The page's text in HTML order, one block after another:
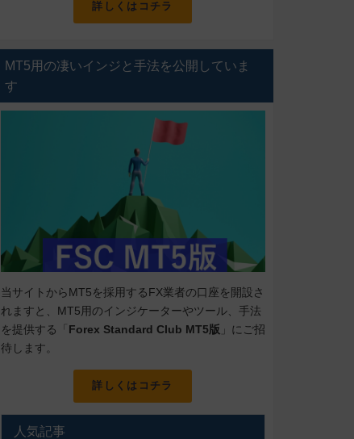
詳しくはコチラ
MT5用の凄いインジと手法を公開していま
す
当サイトからMT5を採用するFX業者の口座を開設さ
れますと、MT5用のインジケーターやツール、手法
を提供する「 Forex Standard Club MT5版 」にご招
待します。
詳しくはコチラ
人気記事